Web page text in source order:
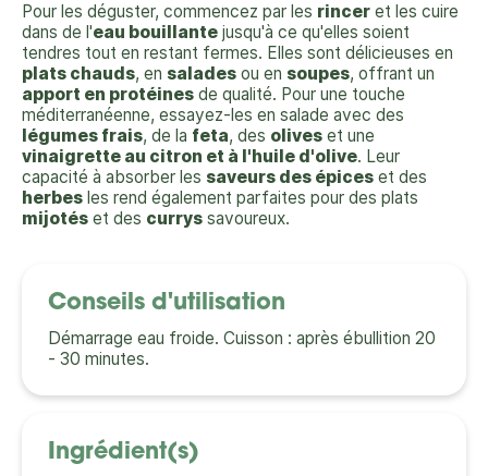
Pour les déguster, commencez par les rincer et les cuire
dans de l'eau bouillante jusqu'à ce qu'elles soient
tendres tout en restant fermes. Elles sont délicieuses en
plats chauds, en salades ou en soupes, offrant un
apport en protéines de qualité. Pour une touche
méditerranéenne, essayez-les en salade avec des
légumes frais, de la feta, des olives et une
vinaigrette au citron et à l'huile d'olive. Leur
capacité à absorber les saveurs des épices et des
herbes les rend également parfaites pour des plats
mijotés et des currys savoureux.
Conseils d'utilisation
Démarrage eau froide. Cuisson : après ébullition 20
- 30 minutes.
Ingrédient(s)